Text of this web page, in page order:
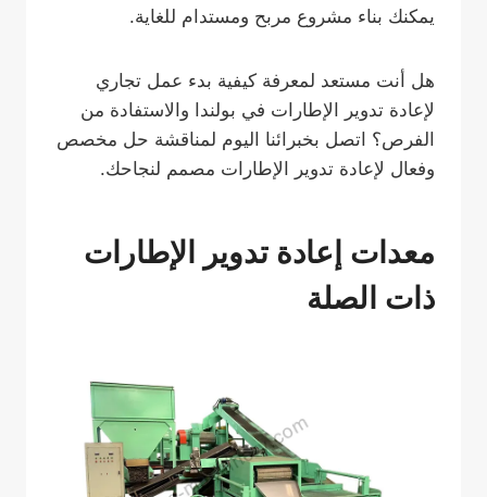
يمكنك بناء مشروع مربح ومستدام للغاية.
هل أنت مستعد لمعرفة كيفية بدء عمل تجاري
لإعادة تدوير الإطارات في بولندا والاستفادة من
الفرص؟ اتصل بخبرائنا اليوم لمناقشة حل مخصص
وفعال لإعادة تدوير الإطارات مصمم لنجاحك.
معدات إعادة تدوير الإطارات
ذات الصلة